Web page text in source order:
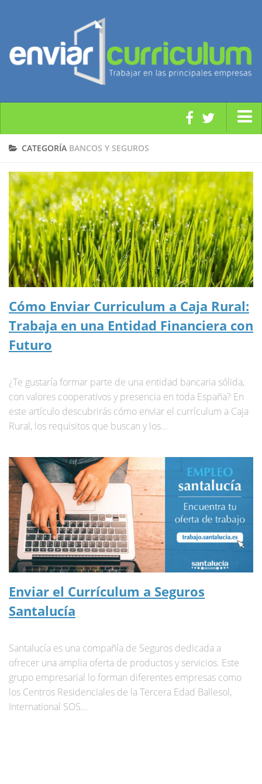
Modelos y Plantillas CV
Noticias Empleo
Subvenciones y Ayudas
Empleo Público y Formación
Enviar CV a Empresas
CATEGORÍA BANCOS Y SEGUROS
Cómo Enviar Curriculum a Caja Rural:
Trabaja en una Entidad Financiera con
Futuro
¿Te gustaría formar parte de una entidad bancaria sólida,
con valores cooperativos y presencia en toda España? En
este artículo descubrirás cómo enviar el currículum a Caja
Rural, los requisitos que buscan y los...
Enviar el Currículum a Seguros
Santalucía
Santalucía es una compañía de Seguros dedicada a
ofrecer una amplia oferta de productos y servicios. Este
grupo empresarial lo forman diferentes empresas como
los Centros Residenciales de la Tercera Edad Ballesol,
International SOS...